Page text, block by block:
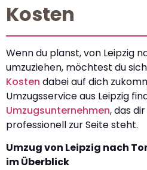
Kosten
Wenn du planst, von Leipzig
umzuziehen, möchtest du
Kosten dabei auf dich
Umzugsservice aus Leipzig
Umzugsunternehmen, das
professionell zur Seite steht.
Umzug von Leipzig nach
im Überblick